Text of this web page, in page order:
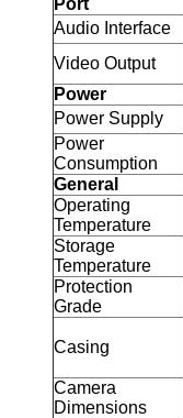
Audio Interface
Video Output
Power
Power Supply
Power
Consumption
General
Operating
Temperature
Storage
Temperature
Protection
Grade
Casing
Camera
Dimensions